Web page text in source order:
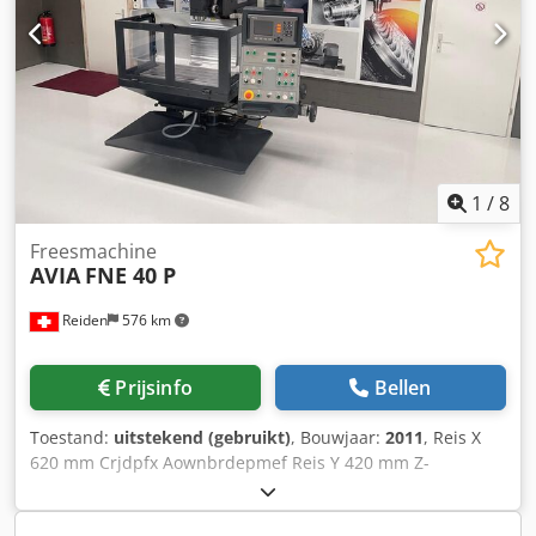
1 /8
Reiden 576 km
Freesmachine
AVIA FNE 40 P
Prijsinfo Bellen
Toestand: uitstekend (gebruikt), Bouwjaar: 2011, Reis X
620 mm Crjdpfx Aownbrdepmef Reis Y 420 mm Z-
beweging 400 mm Tafelafmetingen 800 x 400 mm ISO 40
(DIN 69871A) Afstand tussen tafel en spilneus 500